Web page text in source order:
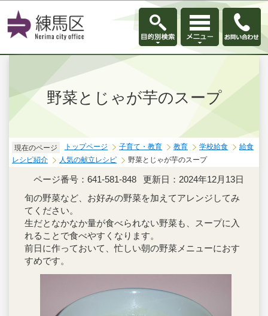
このページの本文へ移動
野菜とじゃが芋のスープ
現在のページ トップページ 子育て・教育 教育 学校給食
給食
レシピ紹介
人気の献立レシピ 野菜とじゃが芋のスープ
ページ番号：641-581-848
更新日：2024年12月13日
旬の野菜など、お好みの野菜を加えてアレンジしてみ
てください。
生だとなかなか量が食べられない野菜も、スープに入
れることで食べやすくなります。
前日に作っておいて、忙しい朝の野菜メニューにおす
すめです。